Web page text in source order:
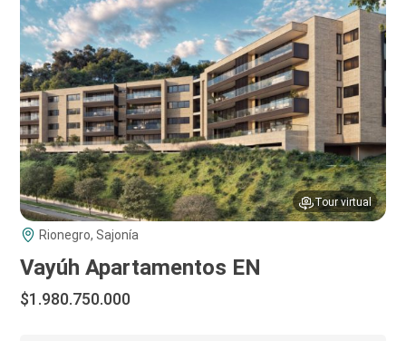
Tour virtual
Rionegro, Sajonía
Vayúh Apartamentos EN
$1.980.750.000